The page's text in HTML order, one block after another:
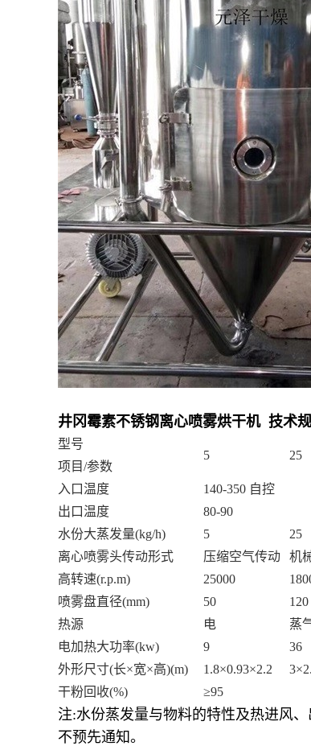
井冈霉素不锈钢离心喷雾烘干机 技术
型号
项目/参数
5 25
入口温度
140-350 自控
出口温度
80-90
水份大蒸发量(kg/h) 5 25
离心喷雾头传动形式
压缩空气传动
机
高转速(r.p.m) 25000
喷雾盘直径(mm) 50 120
热源
电 蒸
电加热大功率(kw) 9 36
外形尺寸(长×宽×高)(m) 1.8×0.93×2.2
干粉回收(%) ≥95
注:水份蒸发量与物料的特性及热进风
不预先通知。